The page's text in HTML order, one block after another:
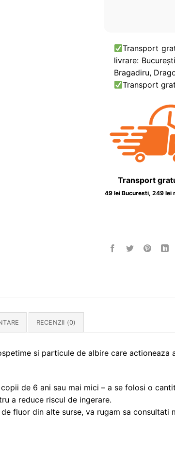
Transport
livrare:
Bragadiru,
Transport
Transport
49 lei Bucuresti, 249 lei
RECENZII (0)
si particule de albire care
de 6 ani sau mai mici – a se folosi o
a reduce riscul de ingerare.
fluor din alte surse, va rugam sa consultati